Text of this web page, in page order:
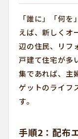
「誰に」「何
えば、新しくオ
辺の住民、リフ
戸建て住宅が多
集であれば、主
ゲットのライフ
す。
手順2：配布